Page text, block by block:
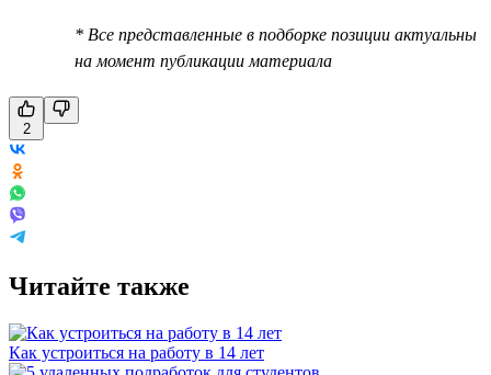
* Все представленные в подборке позиции актуальны
на момент публикации материала
2
Читайте также
Как устроиться на работу в 14 лет